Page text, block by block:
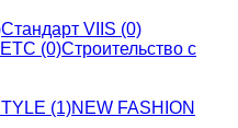
Стандарт VIIS (0)
Строительство с
NEW FASHION